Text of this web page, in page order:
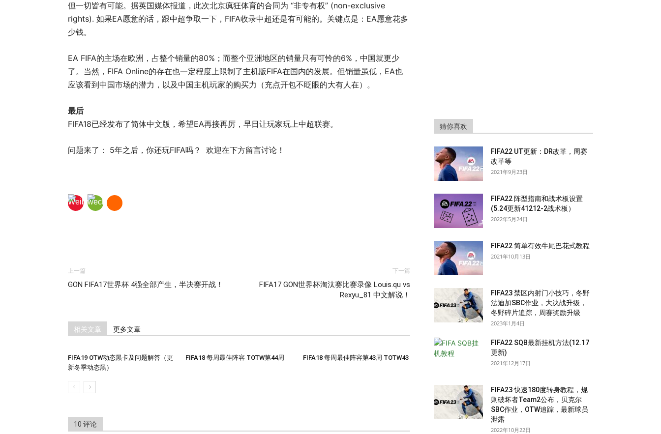
但一切皆有可能。据英国媒体报道，此次北京疯狂体育的合同为 “非专有权” (non-exclusive
rights). 如果EA愿意的话，跟中超争取一下，FIFA收录中超还是有可能的。关键点是：EA愿意花多
少钱。
EA FIFA的主场在欧洲，占整个销量的80%；而整个亚洲地区的销量只有可怜的6%，中国就更少
了。当然，FIFA Online的存在也一定程度上限制了主机版FIFA在国内的发展。但销量虽低，EA也
应该看到中国市场的潜力，以及中国主机玩家的购买力（充点开包不眨眼的大有人在）。
最后
FIFA18已经发布了简体中文版，希望EA再接再厉，早日让玩家玩上中超联赛。
问题来了： 5年之后，你还玩FIFA吗？ 欢迎在下方留言讨论！
上一篇
GON FIFA17世界杯 4强全部产生，半决赛开战！
下一篇
FIFA17 GON世界杯淘汰赛比赛录像 Louis.qu vs
Rexyu_81 中文解说！
相关文章 更多文章
FIFA19 OTW动态黑卡及问题解答（更
新冬季动态黑）
FIFA18 每周最佳阵容 TOTW第44周 FIFA18 每周最佳阵容第43周 TOTW43
10 评论
猜你喜欢
FIFA22 UT更新：DR改革，周赛
改革等
2021年9月23日
FIFA22 阵型指南和战术板设置
(5.24更新41212-2战术板）
2022年5月24日
FIFA22 简单有效牛尾巴花式教程
2021年10月13日
FIFA23 禁区内射门小技巧，冬野
法迪加SBC作业，大决战升级，
冬野碎片追踪，周赛奖励升级
2023年1月4日
FIFA22 SQB最新挂机方法(12.17
更新)
2021年12月17日
FIFA23 快速180度转身教程，规
则破坏者Team2公布，贝克尔
SBC作业，OTW追踪，最新球员
泄露
2022年10月22日